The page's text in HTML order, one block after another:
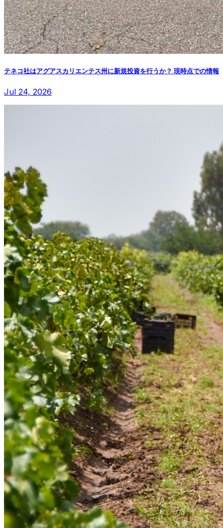
テネコ社はアグアスカリエンテス州に新規投資を行うか？ 現時点での情報
Jul 24, 2026